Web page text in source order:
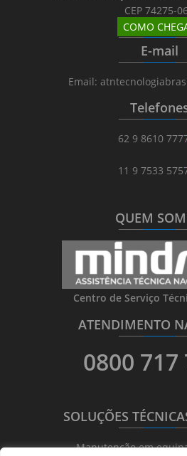
CEP 74275-
COMO
________________
E-mail
________________
Email:
________________
62 9 8610
11 9 7533
QUEM
________________
Centro de Serviço
ATENDIMENTO
________________
0800 717
SOLUÇÕES________________
Manutenção em